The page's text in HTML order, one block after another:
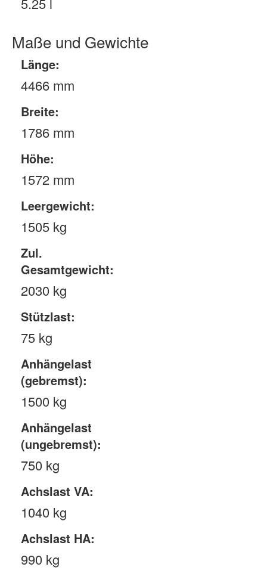
Maße und Gewichte
Länge:
4466 mm
Breite:
1786 mm
Höhe:
1572 mm
Leergewicht:
1505 kg
Zul.
Gesamtgewicht:
2030 kg
Stützlast:
75 kg
Anhängelast
(gebremst):
1500 kg
Anhängelast
(ungebremst):
750 kg
Achslast VA:
1040 kg
Achslast HA:
990 kg